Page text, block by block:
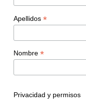
Apellidos *
Nombre *
Privacidad y permisos